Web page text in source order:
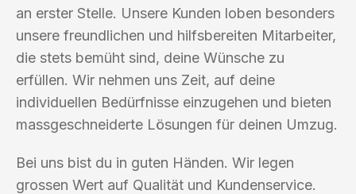
an erster Stelle. Unsere Kunden loben besonders
unsere freundlichen und hilfsbereiten Mitarbeiter,
die stets bemüht sind, deine Wünsche zu
erfüllen. Wir nehmen uns Zeit, auf deine
individuellen Bedürfnisse einzugehen und bieten
massgeschneiderte Lösungen für deinen Umzug.
Bei uns bist du in guten Händen. Wir legen
grossen Wert auf Qualität und Kundenservice.